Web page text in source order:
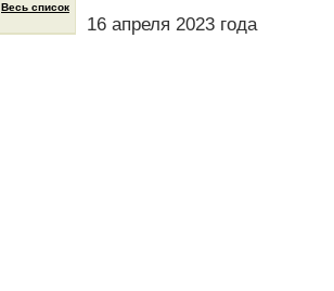
16 апреля 2023 года
Весь список